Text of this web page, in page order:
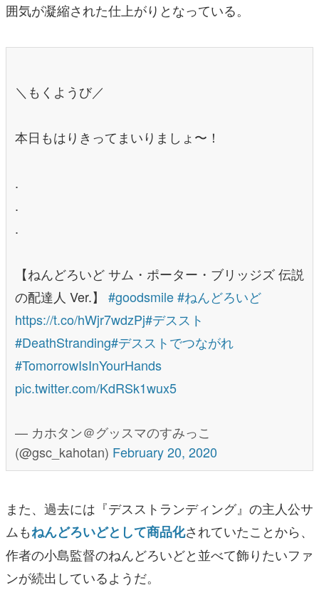
囲気が凝縮された仕上がりとなっている。
＼もくようび／
本日もはりきってまいりましょ〜！
.
.
.
【ねんどろいど サム・ポーター・ブリッジズ 伝説
の配達人 Ver.】 #goodsmile#ねんどろいど
https://t.co/hWjr7wdzPj#デススト
#DeathStranding#デスストでつながれ
#TomorrowIsInYourHands
pic.twitter.com/KdRSk1wux5
— カホタン＠グッスマのすみっこ
(@gsc_kahotan) February 20, 2020
また、過去には『デスストランディング』の主人公サ
ムもねんどろいどとして商品化されていたことから、
作者の小島監督のねんどろいどと並べて飾りたいファ
ンが続出しているようだ。